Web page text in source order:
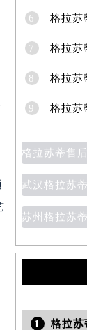
6 格拉苏
7
8
9
1